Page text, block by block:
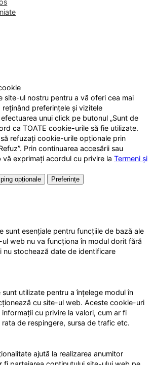
site-ul nostru pentru a vă oferi cea mai
preferințele și vizitele
unui click pe butonul „Sunt de
ca TOATE cookie-urile să fie utilizate.
refuzați cookie-urile opționale prin
Prin continuarea accesării sau
vă exprimați acordul cu privire la Termeni și
opționale
Preferințe
sunt esențiale pentru funcțiile de bază ale
web nu va funcționa în modul dorit fără
nu stochează date de identificare
utilizate pentru a înțelege modul în
cu site-ul web. Aceste cookie-uri
cu privire la valori, cum ar fi
de respingere, sursa de trafic etc.
ajută la realizarea anumitor